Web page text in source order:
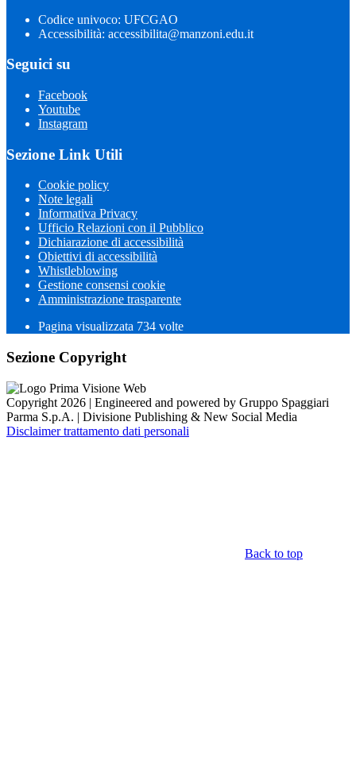
Codice univoco: UFCGAO
Accessibilità: accessibilita@manzoni.edu.it
Seguici su
Facebook
Youtube
Instagram
Sezione Link Utili
Cookie policy
Note legali
Informativa Privacy
Ufficio Relazioni con il Pubblico
Dichiarazione di accessibilità
Obiettivi di accessibilità
Whistleblowing
Gestione consensi cookie
Amministrazione trasparente
Pagina visualizzata 734 volte
Sezione Copyright
Copyright 2026 | Engineered and powered by Gruppo Spaggiari
Parma S.p.A. | Divisione Publishing & New Social Media
Disclaimer trattamento dati personali
Back to top